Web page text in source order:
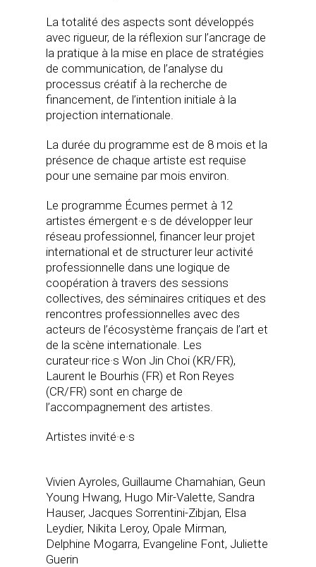
La totalité des aspects sont développés
avec rigueur, de la réflexion sur l’ancrage de
la pratique à la mise en place de stratégies
de communication, de l’analyse du
processus créatif à la recherche de
financement, de l’intention initiale à la
projection internationale.
La durée du programme est de 8 mois et la
présence de chaque artiste est requise
pour une semaine par mois environ.
Le programme Écumes permet à 12
artistes émergent·e·s de développer leur
réseau professionnel, financer leur projet
international et de structurer leur activité
professionnelle dans une logique de
coopération à travers des sessions
collectives, des séminaires critiques et des
rencontres professionnelles avec des
acteurs de l’écosystème français de l’art et
de la scène internationale. Les
curateur·rice·s Won Jin Choi (KR/FR),
Laurent le Bourhis (FR) et Ron Reyes
(CR/FR) sont en charge de
l’accompagnement des artistes.
Artistes invité·e·s
Vivien Ayroles, Guillaume Chamahian, Geun
Young Hwang, Hugo Mir-Valette, Sandra
Hauser, Jacques Sorrentini-Zibjan, Elsa
Leydier, Nikita Leroy, Opale Mirman,
Delphine Mogarra, Evangeline Font, Juliette
Guerin